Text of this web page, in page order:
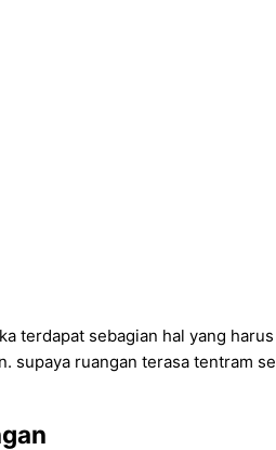
terdapat sebagian hal yang
supaya ruangan terasa tentram